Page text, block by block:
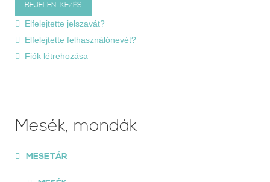
Elfelejtette jelszavát?
Elfelejtette felhasználónevét?
Fiók létrehozása
Mesék, mondák
MESETÁR